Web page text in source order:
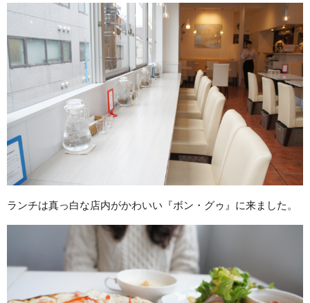
ランチは真っ白な店内がかわいい『ボン・グゥ』に来ました。